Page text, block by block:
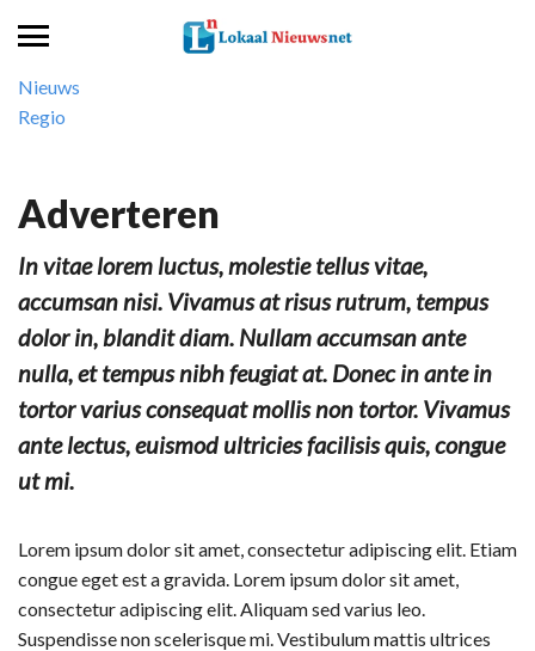
Nieuws
Regio
Adverteren
In vitae lorem luctus, molestie tellus vitae,
accumsan nisi. Vivamus at risus rutrum, tempus
dolor in, blandit diam. Nullam accumsan ante
nulla, et tempus nibh feugiat at. Donec in ante in
tortor varius consequat mollis non tortor. Vivamus
ante lectus, euismod ultricies facilisis quis, congue
ut mi.
Lorem ipsum dolor sit amet, consectetur adipiscing elit. Etiam
congue eget est a gravida. Lorem ipsum dolor sit amet,
consectetur adipiscing elit. Aliquam sed varius leo.
Suspendisse non scelerisque mi. Vestibulum mattis ultrices